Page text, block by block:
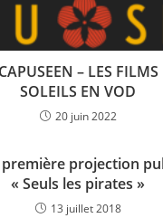
– LES FILMS
SOLEILS EN VOD
20 juin 2022
première projection
« Seuls les pirates »
13 juillet 2018